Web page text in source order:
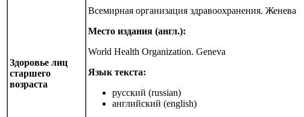
Здоровье лиц
старшего
возраста
Всемирная организация здравоохранения. Женева
Место издания (англ.):
World Health Organization. Geneva
Язык текста:
русский (russian)
английский (english)